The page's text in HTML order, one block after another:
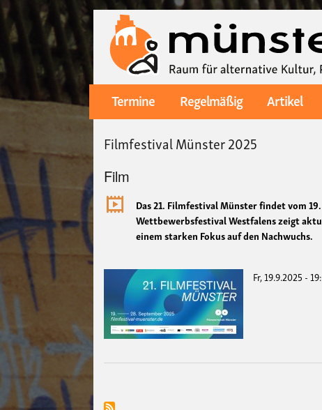
Main
navigation
Termine Regelmäßig Artikel
Filmfestival Münster 2025
Film
Das 21. Filmfestival Münster findet vom
Wettbewerbsfestival Westfalens zeigt
einem starken Fokus auf den Nachwuchs.
Fr, 19.9.2025 -